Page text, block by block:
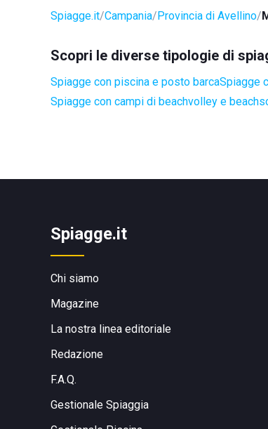
Spiagge.it Campania Provincia di Avellino
Scopri le diverse tipologie di
Spiagge con piscina e posto barcaSpiagge
Spiagge con campi di beachvolley e
Spiagge.it
Chi siamo
Magazine
La nostra linea editoriale
Redazione
F.A.Q.
Gestionale Spiaggia